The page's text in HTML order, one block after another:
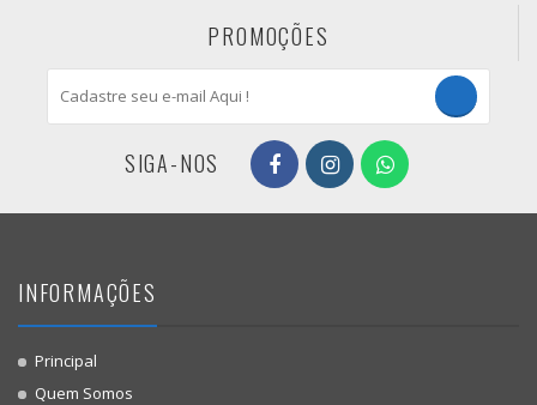
PROMOÇÕES
SIGA-NOS
INFORMAÇÕES
Principal
Quem Somos